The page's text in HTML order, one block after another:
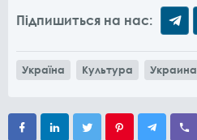
Підпишиться на нас:
Україна Культура Украина